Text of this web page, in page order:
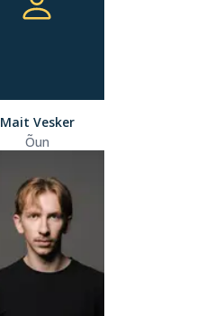
Mait Vesker
Õun